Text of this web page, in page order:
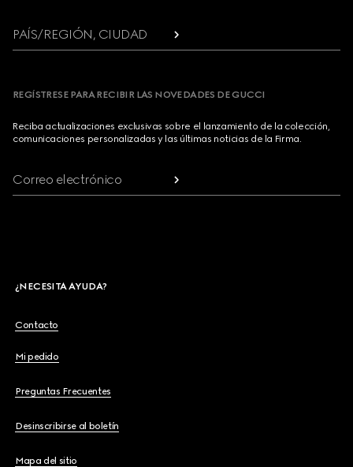
PAÍS/REGIÓN, CIUDAD
REGÍSTRESE PARA RECIBIR LAS NOVEDADES DE GUCCI
Reciba actualizaciones exclusivas sobre el lanzamiento de la colección,
comunicaciones personalizadas y las últimas noticias de la Firma.
Correo electrónico
¿NECESITA AYUDA?
Contacto
Mi pedido
Preguntas Frecuentes
Desinscribirse al boletín
Mapa del sitio